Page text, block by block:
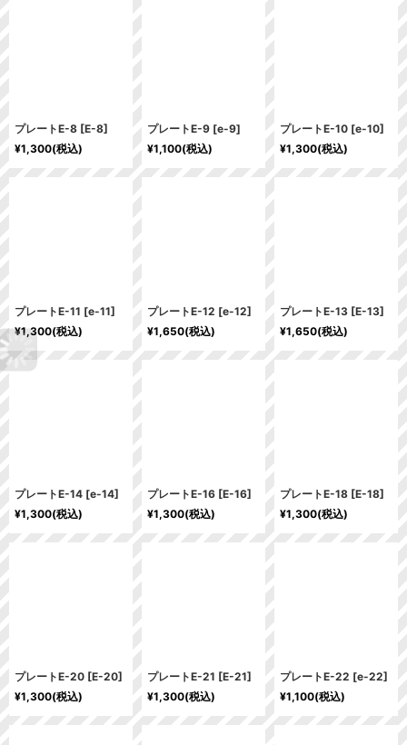
プレートE-8 [E-8]
¥1,300(税込)
プレートE-9 [e-9]
¥1,100(税込)
プレートE-10 [e-10]
¥1,300(税込)
プレートE-11 [e-11]
¥1,300(税込)
プレートE-12 [e-12]
¥1,650(税込)
プレートE-13 [E-13]
¥1,650(税込)
プレートE-14 [e-14]
¥1,300(税込)
プレートE-16 [E-16]
¥1,300(税込)
プレートE-18 [E-18]
¥1,300(税込)
プレートE-20 [E-20]
¥1,300(税込)
プレートE-21 [E-21]
¥1,300(税込)
プレートE-22 [e-22]
¥1,100(税込)